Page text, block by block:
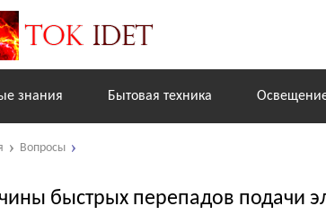
знания Бытовая техника
Вопросы
быстрых перепадов подачи